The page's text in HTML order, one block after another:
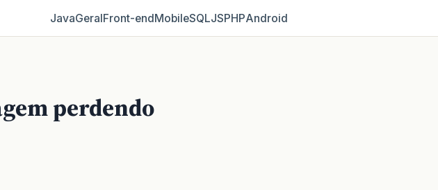
JavaGeralFront‑endMobileSQLJSPHPAndroid
perdendo